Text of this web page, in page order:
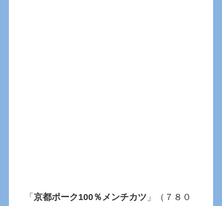
「京都ポーク100％メンチカツ 」（７８０